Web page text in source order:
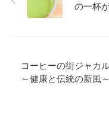
の一杯
コーヒーの街ジャカ
～健康と伝統の新風～